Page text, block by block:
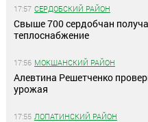
17:57 СЕРДОБСКИЙ РАЙОН
Свыше 700 сердобчан
теплоснабжение
17:56 МОКШАНСКИЙ РАЙОН
Алевтина Решетченко
урожая
17:55 ЛОПАТИНСКИЙ РАЙОН